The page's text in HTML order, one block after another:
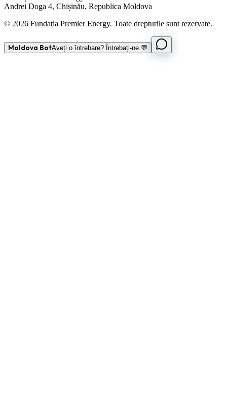
Andrei Doga 4, Chișinău, Republica Moldova
© 2026 Fundația Premier Energy. Toate drepturile sunt rezervate.
Moldova BotAveți o întrebare? Întrebați-ne 💬